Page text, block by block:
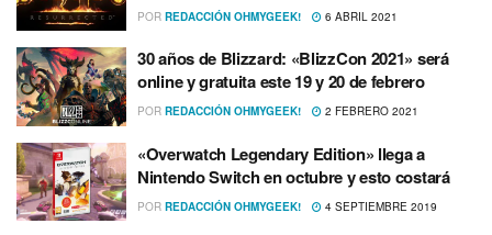
POR REDACCIÓN OHMYGEEK! 6 ABRIL 2021
30 años de Blizzard: «BlizzCon 2021» será
online y gratuita este 19 y 20 de febrero
POR REDACCIÓN OHMYGEEK! 2 FEBRERO 2021
«Overwatch Legendary Edition» llega a
Nintendo Switch en octubre y esto costará
POR REDACCIÓN OHMYGEEK! 4 SEPTIEMBRE 2019